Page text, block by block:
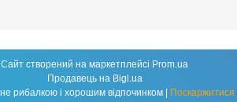
Сайт створений на маркетплейсі Prom.ua
Продавець на Bigl.ua
Поскаржитися